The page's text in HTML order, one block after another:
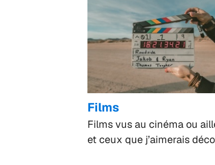
Films
Films vus au cinéma ou
et ceux que j’aimerais